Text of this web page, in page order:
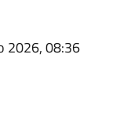
2026, 08:36